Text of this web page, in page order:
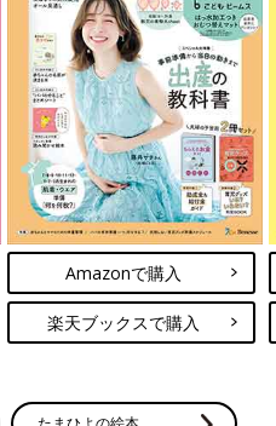
Amazonで購入
楽天ブックスで購入